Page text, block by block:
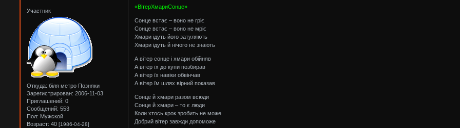
Участник
Откуда: біля метро Позняки
Зарегистрирован: 2006-11-03
Приглашений: 0
Сообщений: 553
Пол: Мужской
Возраст: 40[1986-04-28]
«ВітерХмариСонце»
Сонце встає – воно не гріє
Сонце встає – воно не мріє
Хмари ідуть його затуляють
Хмари ідуть й нічого не знають
А вітер сонце і хмари обійняв
А вітер їх до купи позбирав
А вітер їх навіки обвінчав
А вітер їм шлях вірний показав
Сонце й хмари разом всюди
Сонце й хмари – то є люди
Коли хтось крок зробить не може
Добрий вітер завжди допоможе